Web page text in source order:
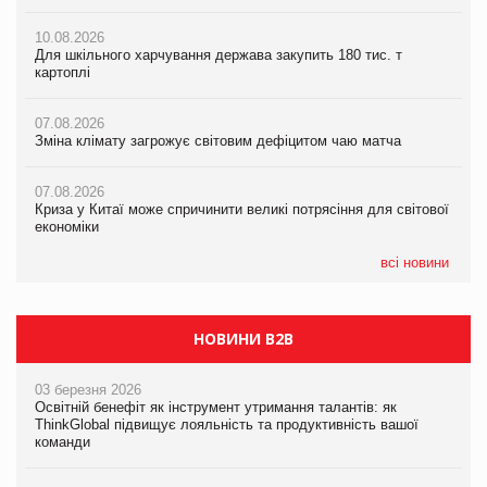
10.08.2026
Для шкільного харчування держава закупить 180 тис. т
картоплі
07.08.2026
Зміна клімату загрожує світовим дефіцитом чаю матча
07.08.2026
Криза у Китаї може спричинити великі потрясіння для світової
економіки
всі новини
10.08.2026
Для шкільного харчування держава закупить 180 тис. т
картоплі
07.08.2026
Зміна клімату загрожує світовим дефіцитом чаю матча
07.08.2026
Криза у Китаї може спричинити великі потрясіння для світової
економіки
07.08.2026
Зміна клімату загрожує світовим дефіцитом чаю матча
Криза у Китаї може спричинити великі потрясіння для світової
економіки
07.08.2026
Kraft Heinz скоротила збиток у першому півріччі
НОВИНИ B2B
03 березня 2026
Освітній бенефіт як інструмент утримання талантів: як
ThinkGlobal підвищує лояльність та продуктивність вашої
команди